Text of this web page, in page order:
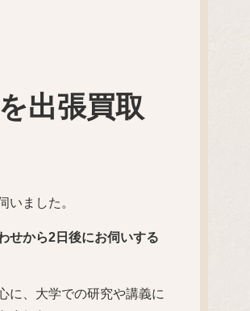
出張買取
いました。
せから2日後にお伺いする
に、大学での研究や講義に